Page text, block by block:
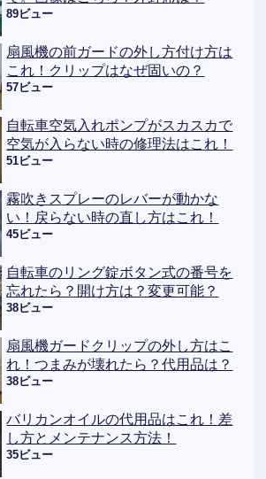
89ビュー
扇風機の前ガードの外し方付け方は
これ！クリップはなぜ固いの？
57ビュー
自転車空気入れポンプがスカスカで
空気が入らない時の修理法はこれ！
51ビュー
霧吹きスプレーのレバーが動かな
い！戻らない時の直し方はこれ！
45ビュー
自転車のリング錠ボタン式の番号を
忘れたら？開け方は？変更可能？
38ビュー
扇風機ガードクリップの外し方はこ
れ！つまみが壊れたら？代用品は？
38ビュー
バリカンオイルの代用品はこれ！差
し方とメンテナンス方法！
35ビュー